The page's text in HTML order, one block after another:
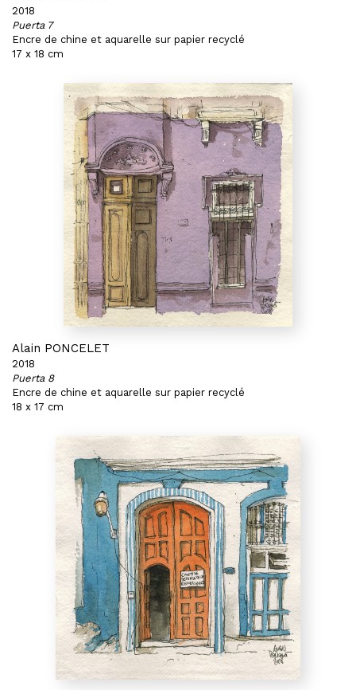
2018
Puerta 7
Encre de chine et aquarelle sur papier recyclé
17 x 18 cm
Alain PONCELET
2018
Puerta 8
Encre de chine et aquarelle sur papier recyclé
18 x 17 cm